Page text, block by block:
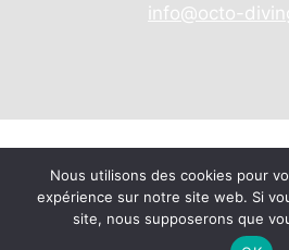
info@octo-
© 2026 Octo Diving•
Nous utilisons des cookies pour
expérience sur notre site web. Si
site, nous supposerons que